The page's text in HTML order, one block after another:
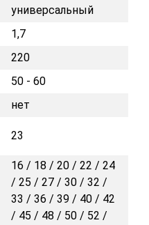
универсальный
1,7
220
50 - 60
нет
23
16 / 18 / 20 / 22 / 24
/ 25 / 27 / 30 / 32 /
33 / 36 / 39 / 40 / 42
/ 45 / 48 / 50 / 52 /